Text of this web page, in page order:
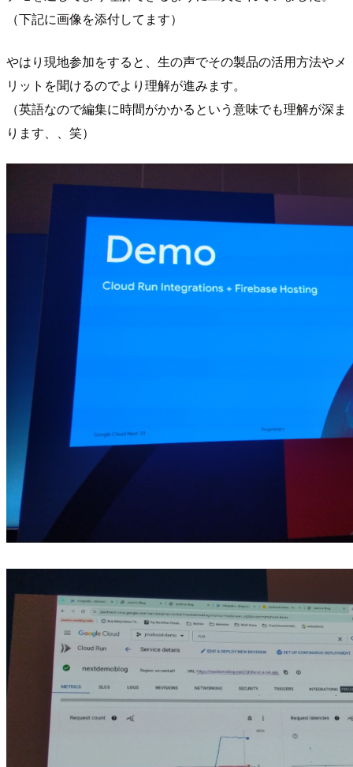
（下記に画像を添付してます）
やはり現地参加をすると、生の声でその製品の活用方法やメ
リットを聞けるのでより理解が進みます。
（英語なので編集に時間がかかるという意味でも理解が深ま
ります、、笑）